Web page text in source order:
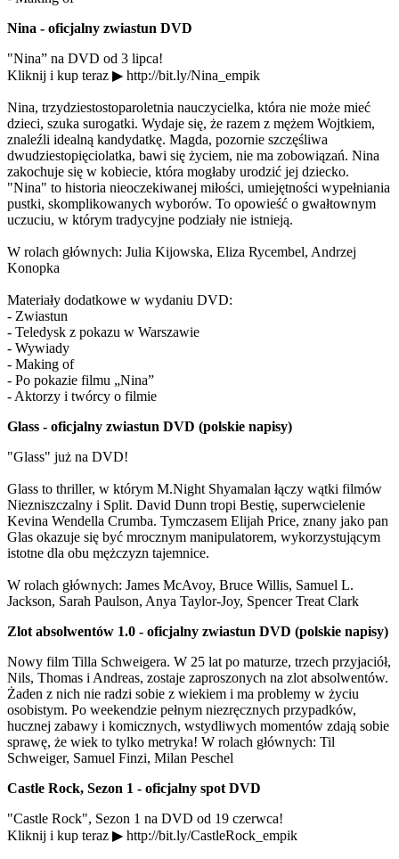
Nina - oficjalny zwiastun DVD
"Nina” na DVD od 3 lipca!
Kliknij i kup teraz ▶ http://bit.ly/Nina_empik
Nina, trzydziestostoparoletnia nauczycielka, która nie może mieć
dzieci, szuka surogatki. Wydaje się, że razem z mężem Wojtkiem,
znaleźli idealną kandydatkę. Magda, pozornie szczęśliwa
dwudziestopięciolatka, bawi się życiem, nie ma zobowiązań. Nina
zakochuje się w kobiecie, która mogłaby urodzić jej dziecko.
"Nina" to historia nieoczekiwanej miłości, umiejętności wypełniania
pustki, skomplikowanych wyborów. To opowieść o gwałtownym
uczuciu, w którym tradycyjne podziały nie istnieją.
W rolach głównych: Julia Kijowska, Eliza Rycembel, Andrzej
Konopka
Materiały dodatkowe w wydaniu DVD:
- Zwiastun
- Teledysk z pokazu w Warszawie
- Wywiady
- Making of
- Po pokazie filmu „Nina”
- Aktorzy i twórcy o filmie
Glass - oficjalny zwiastun DVD (polskie napisy)
"Glass" już na DVD!
Glass to thriller, w którym M.Night Shyamalan łączy wątki filmów
Niezniszczalny i Split. David Dunn tropi Bestię, superwcielenie
Kevina Wendella Crumba. Tymczasem Elijah Price, znany jako pan
Glas okazuje się być mrocznym manipulatorem, wykorzystującym
istotne dla obu mężczyzn tajemnice.
W rolach głównych: James McAvoy, Bruce Willis, Samuel L.
Jackson, Sarah Paulson, Anya Taylor-Joy, Spencer Treat Clark
Zlot absolwentów 1.0 - oficjalny zwiastun DVD (polskie napisy)
Nowy film Tilla Schweigera. W 25 lat po maturze, trzech przyjaciół,
Nils, Thomas i Andreas, zostaje zaproszonych na zlot absolwentów.
Żaden z nich nie radzi sobie z wiekiem i ma problemy w życiu
osobistym. Po weekendzie pełnym niezręcznych przypadków,
hucznej zabawy i komicznych, wstydliwych momentów zdają sobie
sprawę, że wiek to tylko metryka! W rolach głównych: Til
Schweiger, Samuel Finzi, Milan Peschel
Castle Rock, Sezon 1 - oficjalny spot DVD
"Castle Rock", Sezon 1 na DVD od 19 czerwca!
Kliknij i kup teraz ▶ http://bit.ly/CastleRock_empik